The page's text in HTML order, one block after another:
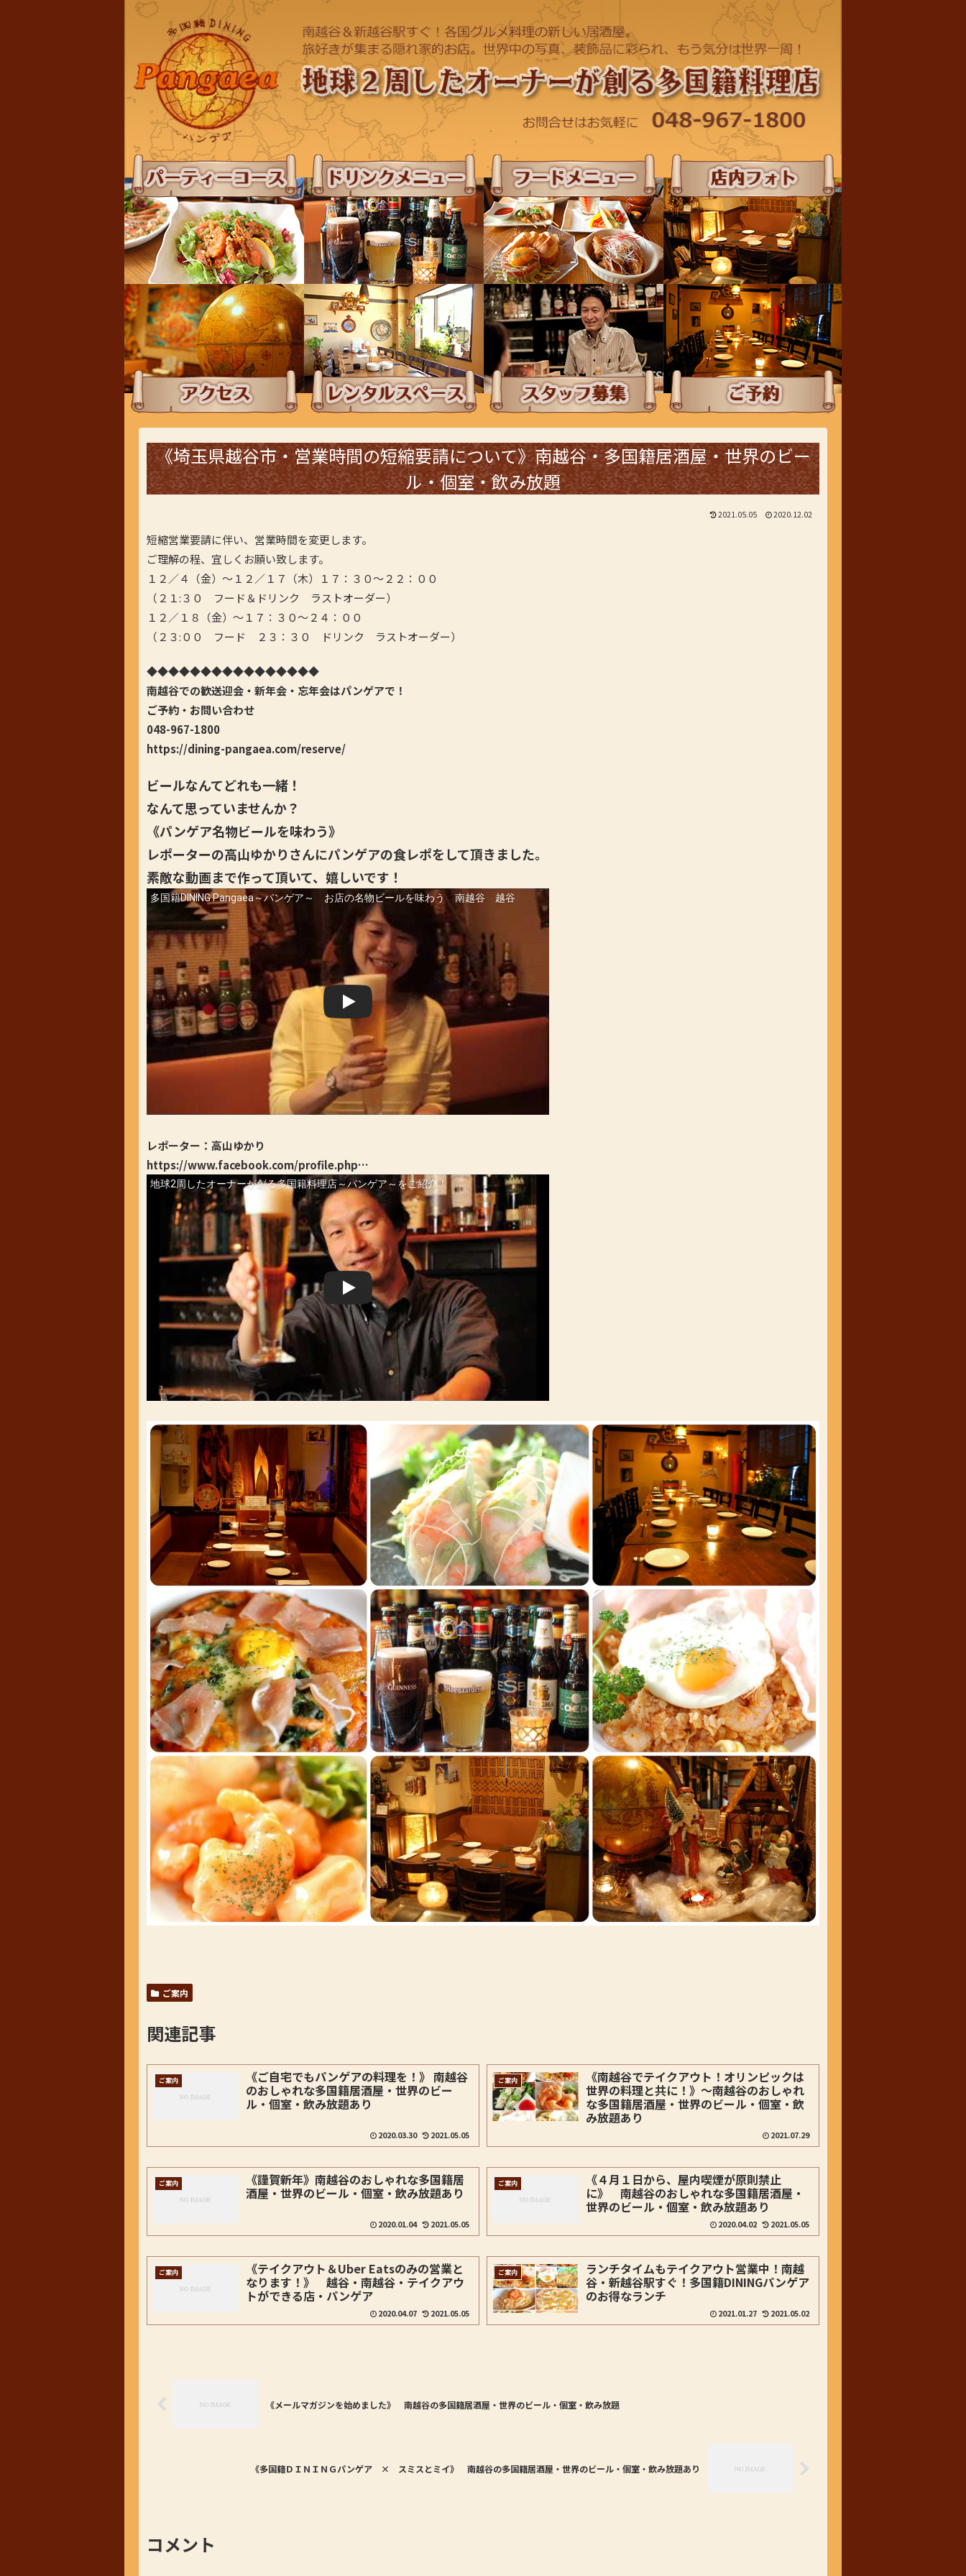
パーティーコース ドリンクメニュー フードメニュー 店内フォト
アクセス ランチタイムにレンタルスペース 採用情報・スタッフ ご予約
《埼玉県越谷市・営業時間の短縮要請について》南越谷・多国籍居酒屋・世界のビー
ル・個室・飲み放題
2021.05.05 2020.12.02
短縮営業要請に伴い、営業時間を変更します。
ご理解の程、宜しくお願い致します。
１２／４（金）～１２／１７（木）１７：３０～２２：００
（２１:３０ フード＆ドリンク ラストオーダー）
１２／１８（金）～１７：３０～２４：００
（２３:００ フード ２３：３０ ドリンク ラストオーダー）
◆◆◆◆◆◆◆◆◆◆◆◆◆◆◆◆
南越谷での歓送迎会・新年会・忘年会はパンゲアで！
ご予約・お問い合わせ
048-967-1800
https://dining-pangaea.com/reserve/
ビールなんてどれも一緒！
なんて思っていませんか？
《パンゲア名物ビールを味わう》
レポーターの高山ゆかりさんにパンゲアの食レポをして頂きました。
素敵な動画まで作って頂いて、嬉しいです！
レポーター：高山ゆかり
https://www.facebook.com/profile.php…
ご案内
関連記事
ご案内 《ご自宅でもパンゲアの料理を！》 南越谷
のおしゃれな多国籍居酒屋・世界のビー
ル・個室・飲み放題あり
2020.03.30 2021.05.05
ご案内 《南越谷でテイクアウト！オリンピックは
世界の料理と共に！》～南越谷のおしゃれ
な多国籍居酒屋・世界のビール・個室・飲
み放題あり
2021.07.29
ご案内 《謹賀新年》南越谷のおしゃれな多国籍居
酒屋・世界のビール・個室・飲み放題あり
2020.01.04 2021.05.05
ご案内 《４月１日から、屋内喫煙が原則禁止
に》 南越谷のおしゃれな多国籍居酒屋・
世界のビール・個室・飲み放題あり
2020.04.02 2021.05.05
ご案内 《テイクアウト＆Uber Eatsのみの営業と
なります！》 越谷・南越谷・テイクアウ
トができる店・パンゲア
2020.04.07 2021.05.05
ご案内 ランチタイムもテイクアウト営業中！南越
谷・新越谷駅すぐ！多国籍DININGパンゲア
のお得なランチ
2021.01.27 2021.05.02
《メールマガジンを始めました》 南越谷の多国籍居酒屋・世界のビール・個室・飲み放題
《多国籍ＤＩＮＩＮＧパンゲア × スミスとミイ》 南越谷の多国籍居酒屋・世界のビール・個室・飲み放題あり
コメント